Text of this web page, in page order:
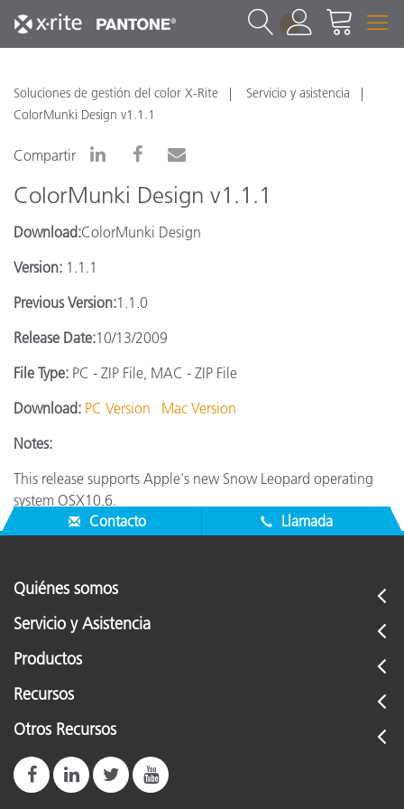
1
Soluciones de gestión del color X-Rite
Servicio y asistencia
ColorMunki Design v1.1.1
Compartir
ColorMunki Design v1.1.1
Download:ColorMunki Design
Version: 1.1.1
Previous Version:1.1.0
Release Date:10/13/2009
File Type: PC - ZIP File, MAC - ZIP File
Download: PC Version
Mac Version
Notes:
This release supports Apple's new Snow Leopard operating
system OSX10.6.
Contacto
Llamada
Quiénes somos
Servicio y Asistencia
Productos
Recursos
Otros Recursos